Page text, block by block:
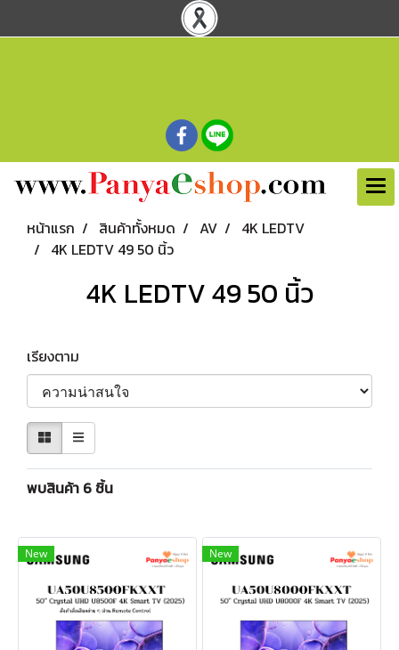
หน้าแรก สินค้าทั้งหมด AV
4K LEDTV
4K LEDTV 49 50 นิ้ว
4K LEDTV 49 50 นิ้ว
เรียงตาม
พบสินค้า 6 ชิ้น
New New